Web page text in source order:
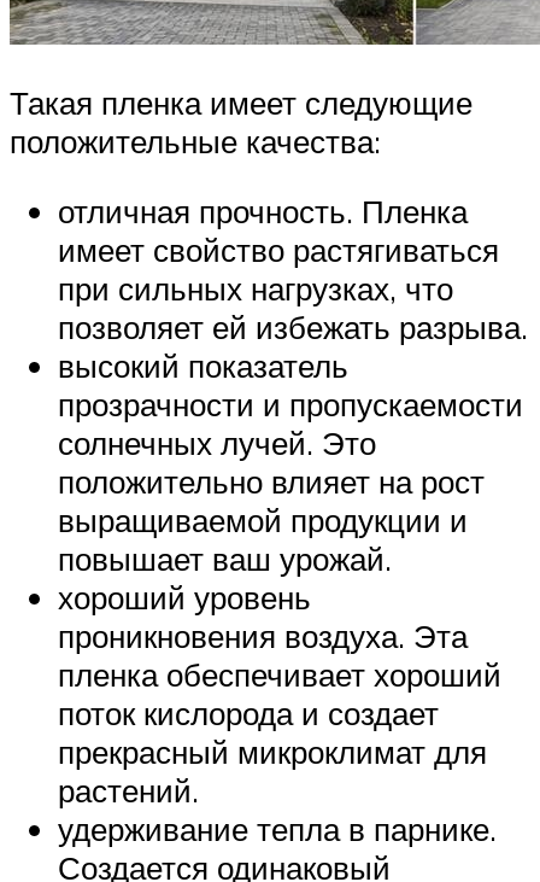
Такая пленка имеет следующие
положительные качества:
отличная прочность. Пленка
имеет свойство растягиваться
при сильных нагрузках, что
позволяет ей избежать разрыва.
высокий показатель
прозрачности и пропускаемости
солнечных лучей. Это
положительно влияет на рост
выращиваемой продукции и
повышает ваш урожай.
хороший уровень
проникновения воздуха. Эта
пленка обеспечивает хороший
поток кислорода и создает
прекрасный микроклимат для
растений.
удерживание тепла в парнике.
Создается одинаковый